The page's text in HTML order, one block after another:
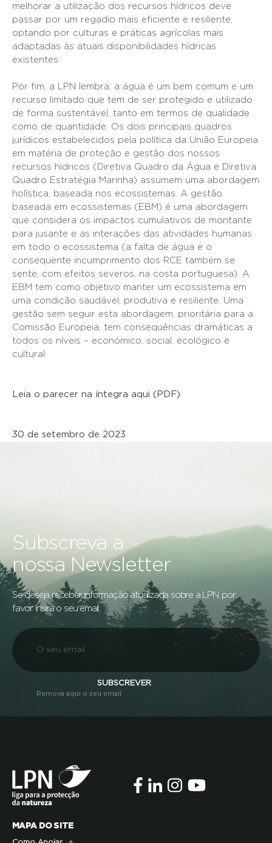
melhorar a utilização dos recursos hídricos deve
passar por um regadio mais eficiente e resiliente,
optando por culturas e práticas agrícolas mais
adaptadas às atuais disponibilidades hídricas
existentes.
Por fim, a LPN lembra: a água é um bem comum e um
recurso limitado que tem de ser protegido e utilizado
de forma sustentável, tanto em termos de qualidade
como de quantidade. Os dois principais quadros
jurídicos estabelecidos pela política da União Europeia
em matéria de proteção e gestão dos nossos
recursos hídricos (Diretiva Quadro da Água e Diretiva
Quadro Estratégia Marinha) assumem uma abordagem
holística, baseada nos ecossistemas. A gestão
baseada em ecossistemas (EBM) é uma abordagem
que considera os impactos cumulativos de montante
para jusante e as interações das atividades humanas
em todo o ecossistema (a falta de água e o
consequente incumprimento dos RCE também se
sente, com efeitos severos, na costa portuguesa). A
EBM tem como objetivo manter um ecossistema em
uma condição saudável, produtiva e resiliente. Uma
gestão sem seguir esta abordagem, prioritária para a
Comissão Europeia, tem consequências dramáticas a
todos os níveis – económico, social, ecológico e
cultural.
Leia o parecer na íntegra aqui (PDF)
30 de setembro de 2023
Subscreva a
nossa Newsletter
Se deseja receber informação atualizada sobre a LPN, por
favor insira o seu email:
SUBSCREVER
Remova aqui o seu email
MAPA DO SITE